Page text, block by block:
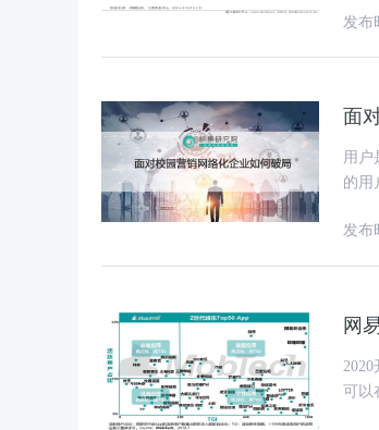
发布
面
用户
的用
发布
网
可以在